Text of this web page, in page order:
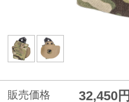
販売価格 32,450円